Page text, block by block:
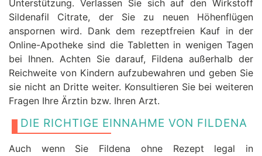
Unterstützung. Verlassen Sie sich auf den Wirkstoff
Sildenafil Citrate, der Sie zu neuen Höhenflügen
anspornen wird. Dank dem rezeptfreien Kauf in der
Online-Apotheke sind die Tabletten in wenigen Tagen
bei Ihnen. Achten Sie darauf, Fildena außerhalb der
Reichweite von Kindern aufzubewahren und geben Sie
sie nicht an Dritte weiter. Konsultieren Sie bei weiteren
Fragen Ihre Ärztin bzw. Ihren Arzt.
DIE RICHTIGE EINNAHME VON FILDENA
Auch wenn Sie Fildena ohne Rezept legal in